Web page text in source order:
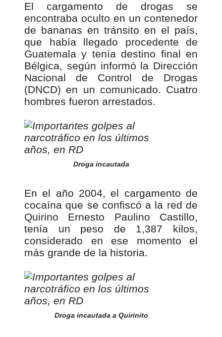
El cargamento de drogas se
encontraba oculto en un contenedor
de bananas en tránsito en el país,
que había llegado procedente de
Guatemala y tenía destino final en
Bélgica, según informó la Dirección
Nacional de Control de Drogas
(DNCD) en un comunicado. Cuatro
hombres fueron arrestados.
Droga incautada
En el año 2004, el cargamento de
cocaína que se confiscó a la red de
Quirino Ernesto Paulino Castillo,
tenía un peso de 1,387 kilos,
considerado en ese momento el
más grande de la historia.
Droga incautada a Quirinito